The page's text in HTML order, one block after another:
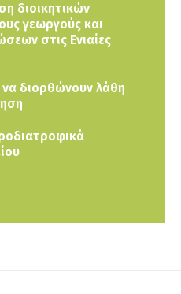
διοικητικών
γεωργούς και
στις Ενιαίες
διορθώνουν λάθη